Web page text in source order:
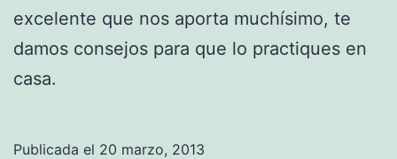
excelente que nos aporta muchísimo, te
damos consejos para que lo practiques en
casa.
Publicada el 20 marzo, 2013